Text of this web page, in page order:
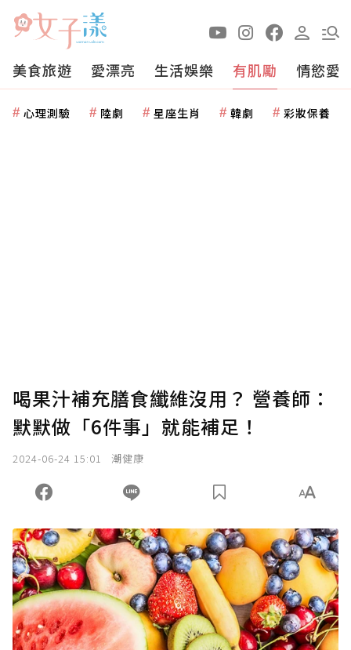
美食旅遊 愛漂亮 生活娛樂 有肌勵 情慾愛
心理測驗 陸劇 星座生肖 韓劇 彩妝保養
喝果汁補充膳食纖維沒用？ 營養師：
默默做「6件事」就能補足！
2024-06-24 15:01 潮健康